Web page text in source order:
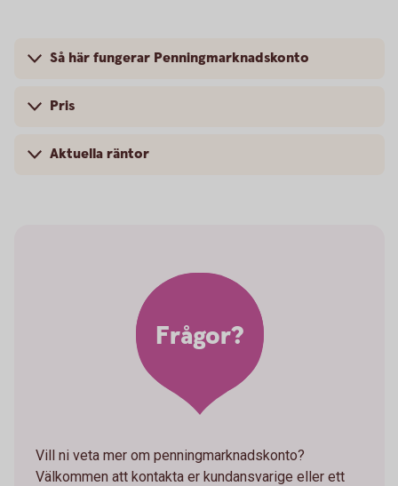
Så här fungerar Penningmarknadskonto
Pris
Aktuella räntor
Frågor?
Vill ni veta mer om penningmarknadskonto?
Välkommen att kontakta er kundansvarige eller ett